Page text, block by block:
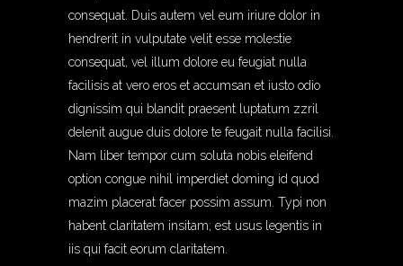
consequat. Duis autem vel eum iriure dolor in
hendrerit in vulputate velit esse molestie
consequat, vel illum dolore eu feugiat nulla
facilisis at vero eros et accumsan et iusto odio
dignissim qui blandit praesent luptatum zzril
delenit augue duis dolore te feugait nulla facilisi.
Nam liber tempor cum soluta nobis eleifend
option congue nihil imperdiet doming id quod
mazim placerat facer possim assum. Typi non
habent claritatem insitam; est usus legentis in
iis qui facit eorum claritatem.